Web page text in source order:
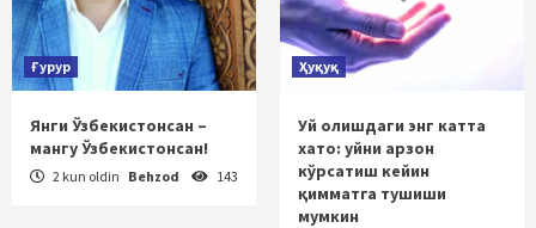
Ғурур
Янги Ўзбекистонсан –
мангу Ўзбекистонсан!
2 kun oldin Behzod 143
Ҳуқуқ
Уй олишдаги энг катта
хато: уйни арзон
кўрсатиш кейин
қимматга тушиши
мумкин